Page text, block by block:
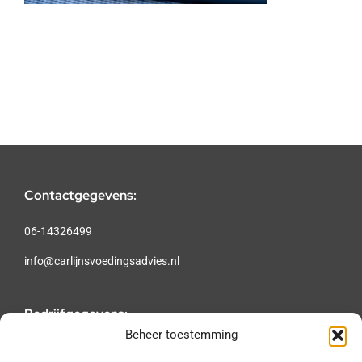
Beheer toestemming
Contactgegevens:
06-14326499
info@carlijnsvoedingsadvies.nl
Bedrijfgegevens: